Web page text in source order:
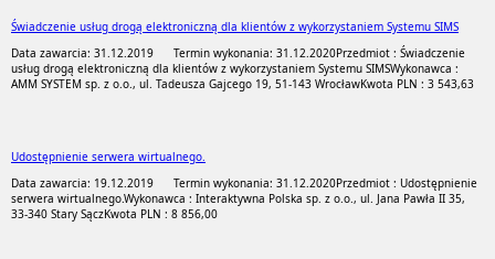
Świadczenie usług drogą elektroniczną dla klientów z wykorzystaniem Systemu SIMS
Data zawarcia: 31.12.2019 Termin wykonania: 31.12.2020Przedmiot : Świadczenie
usług drogą elektroniczną dla klientów z wykorzystaniem Systemu SIMSWykonawca :
AMM SYSTEM sp. z o.o., ul. Tadeusza Gajcego 19, 51-143 WrocławKwota PLN : 3 543,63
Udostępnienie serwera wirtualnego.
Data zawarcia: 19.12.2019 Termin wykonania: 31.12.2020Przedmiot : Udostępnienie
serwera wirtualnego.Wykonawca : Interaktywna Polska sp. z o.o., ul. Jana Pawła II 35,
33-340 Stary SączKwota PLN : 8 856,00